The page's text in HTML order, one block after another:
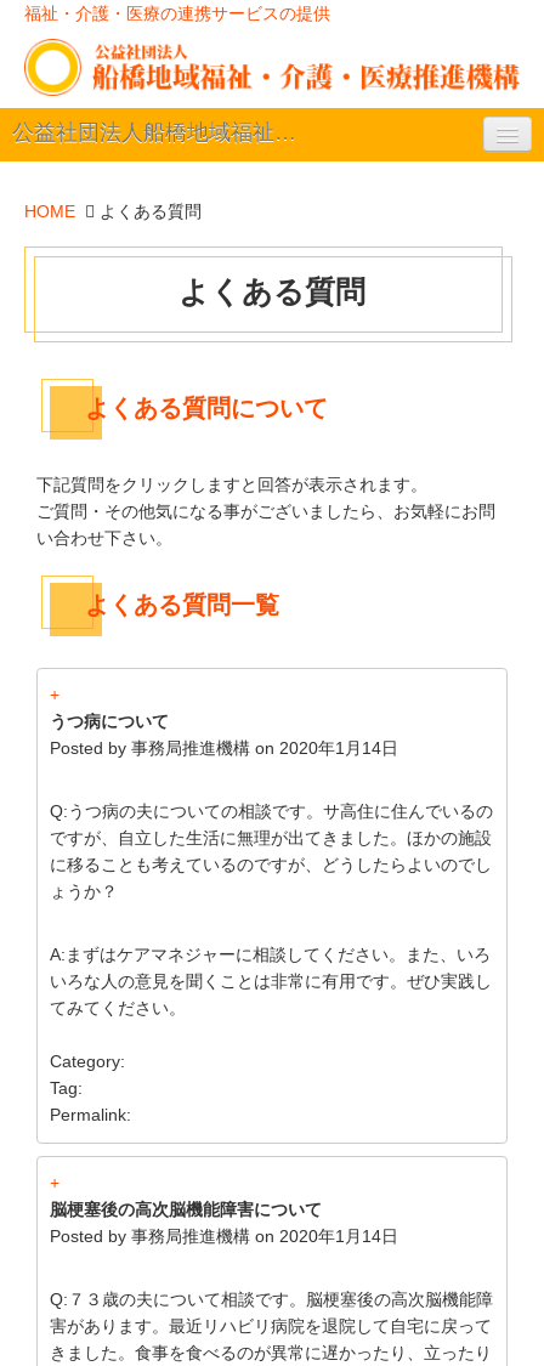
福祉・介護・医療の連携サービスの提供
公益社団法人船橋地域福祉・介護・医療推進機構
ごあいさつ
役員一覧
推進機構について
HOME よくある質問
よくある質問
よくある質問について
下記質問をクリックしますと回答が表示されます。
ご質問・その他気になる事がございましたら、お気軽にお問
い合わせ下さい。
よくある質問一覧
+
うつ病について
Posted by 事務局推進機構 on 2020年1月14日
Q:うつ病の夫についての相談です。サ高住に住んでいるの
ですが、自立した生活に無理が出てきました。ほかの施設
に移ることも考えているのですが、どうしたらよいのでし
ょうか？
A:まずはケアマネジャーに相談してください。また、いろ
いろな人の意見を聞くことは非常に有用です。ぜひ実践し
てみてください。
Category:
Tag:
Permalink:
+
脳梗塞後の高次脳機能障害について
Posted by 事務局推進機構 on 2020年1月14日
Q:７３歳の夫について相談です。脳梗塞後の高次脳機能障
害があります。最近リハビリ病院を退院して自宅に戻って
きました。食事を食べるのが異常に遅かったり、立ったり